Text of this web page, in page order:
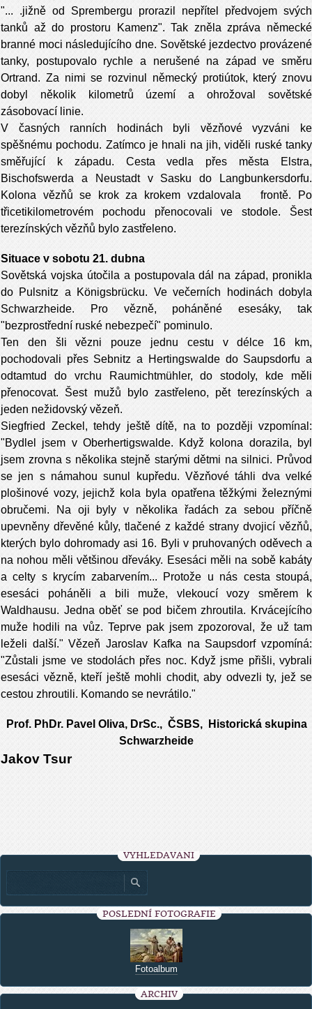
"... .jižně od Sprembergu prorazil nepřítel předvojem svých
tanků až do prostoru Kamenz". Tak zněla zpráva německé
branné moci následujícího dne. Sovětské jezdectvo provázené
tanky, postupovalo rychle a nerušené na západ ve směru
Ortrand. Za nimi se rozvinul německý protiútok, který znovu
dobyl několik kilometrů území a ohrožoval sovětské
zásobovací linie.
V časných ranních hodinách byli vězňové vyzváni ke
spěšnému pochodu. Zatímco je hnali na jih, viděli ruské tanky
směřující k západu. Cesta vedla přes města Elstra,
Bischofswerda a Neustadt v Sasku do Langbunkersdorfu.
Kolona vězňů se krok za krokem vzdalovala frontě. Po
třicetikilometrovém pochodu přenocovali ve stodole. Šest
terezínských vězňů bylo zastřeleno.
Situace v sobotu 21. dubna
Sovětská vojska útočila a postupovala dál na západ, pronikla
do Pulsnitz a Königsbrücku. Ve večerních hodinách dobyla
Schwarzheide. Pro vězně, poháněné esesáky, tak
"bezprostřední ruské nebezpečí" pominulo.
Ten den šli vězni pouze jednu cestu v délce 16 km,
pochodovali přes Sebnitz a Hertingswalde do Saupsdorfu a
odtamtud do vrchu Raumichtmühler, do stodoly, kde měli
přenocovat. Šest mužů bylo zastřeleno, pět terezínských a
jeden nežidovský vězeň.
Siegfried Zeckel, tehdy ještě dítě, na to později vzpomínal:
"Bydlel jsem v Oberhertigswalde. Když kolona dorazila, byl
jsem zrovna s několika stejně starými dětmi na silnici. Průvod
se jen s námahou sunul kupředu. Vězňové táhli dva velké
plošinové vozy, jejichž kola byla opatřena těžkými železnými
obručemi. Na oji byly v několika řadách za sebou příčně
upevněny dřevěné kůly, tlačené z každé strany dvojicí vězňů,
kterých bylo dohromady asi 16. Byli v pruhovaných oděvech a
na nohou měli většinou dřeváky. Esesáci měli na sobě kabáty
a celty s krycím zabarvením... Protože u nás cesta stoupá,
esesáci poháněli a bili muže, vlekoucí vozy směrem k
Waldhausu. Jedna oběť se pod bičem zhroutila. Krvácejícího
muže hodili na vůz. Teprve pak jsem zpozoroval, že už tam
leželi další." Vězeň Jaroslav Kafka na Saupsdorf vzpomíná:
"Zůstali jsme ve stodolách přes noc. Když jsme přišli, vybrali
esesáci vězně, kteří ještě mohli chodit, aby odvezli ty, jež se
cestou zhroutili. Komando se nevrátilo."
Prof. PhDr. Pavel Oliva, DrSc., ČSBS, Historická skupina
Schwarzheide
Jakov Tsur
VYHLEDÁVÁNÍ
POSLEDNÍ FOTOGRAFIE
Fotoalbum
ARCHIV